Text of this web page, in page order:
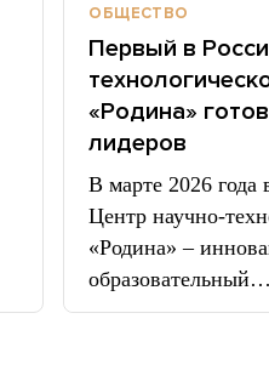
ОБЩЕСТВО
Первый в
«Родина»
лидеров
В марте 2026 года
Центр научно-
«Родина» –
образовательный…